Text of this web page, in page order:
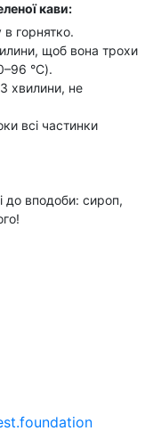
кави:
горнятко.
щоб вона трохи
°C).
хвилини, не
всі частинки
до вподоби: сироп,